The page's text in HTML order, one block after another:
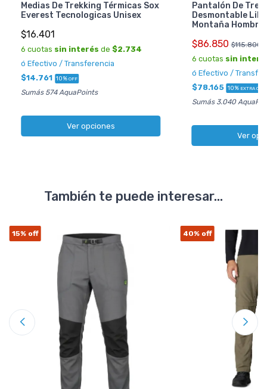
Medias De Trekking Térmicas Sox
Everest Tecnologicas Unisex
$16.401
6 cuotas sin interés de $2.734
ó Efectivo / Transferencia
$14.761 10% OFF
Sumás 574 AquaPoints
Ver opciones
Pantalón De
Desmontable
Montaña Hombre
$86.850 $115.800
6 cuotas sin
ó Efectivo /
$78.165 10% EXTRA OFF
Sumás 3.040
Ver
También te puede interesar...
15% off 40% off